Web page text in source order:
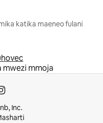
katika maeneo fulani
mwezi mmoja
Inc.